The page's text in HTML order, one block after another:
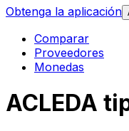
Obtenga la aplicación
Comparar
Proveedores
Monedas
ACLEDA